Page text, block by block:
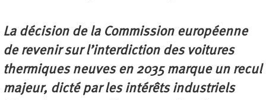
La décision de la Commission européenne
de revenir sur l’interdiction des voitures
thermiques neuves en 2035 marque un recul
majeur, dicté par les intérêts industriels